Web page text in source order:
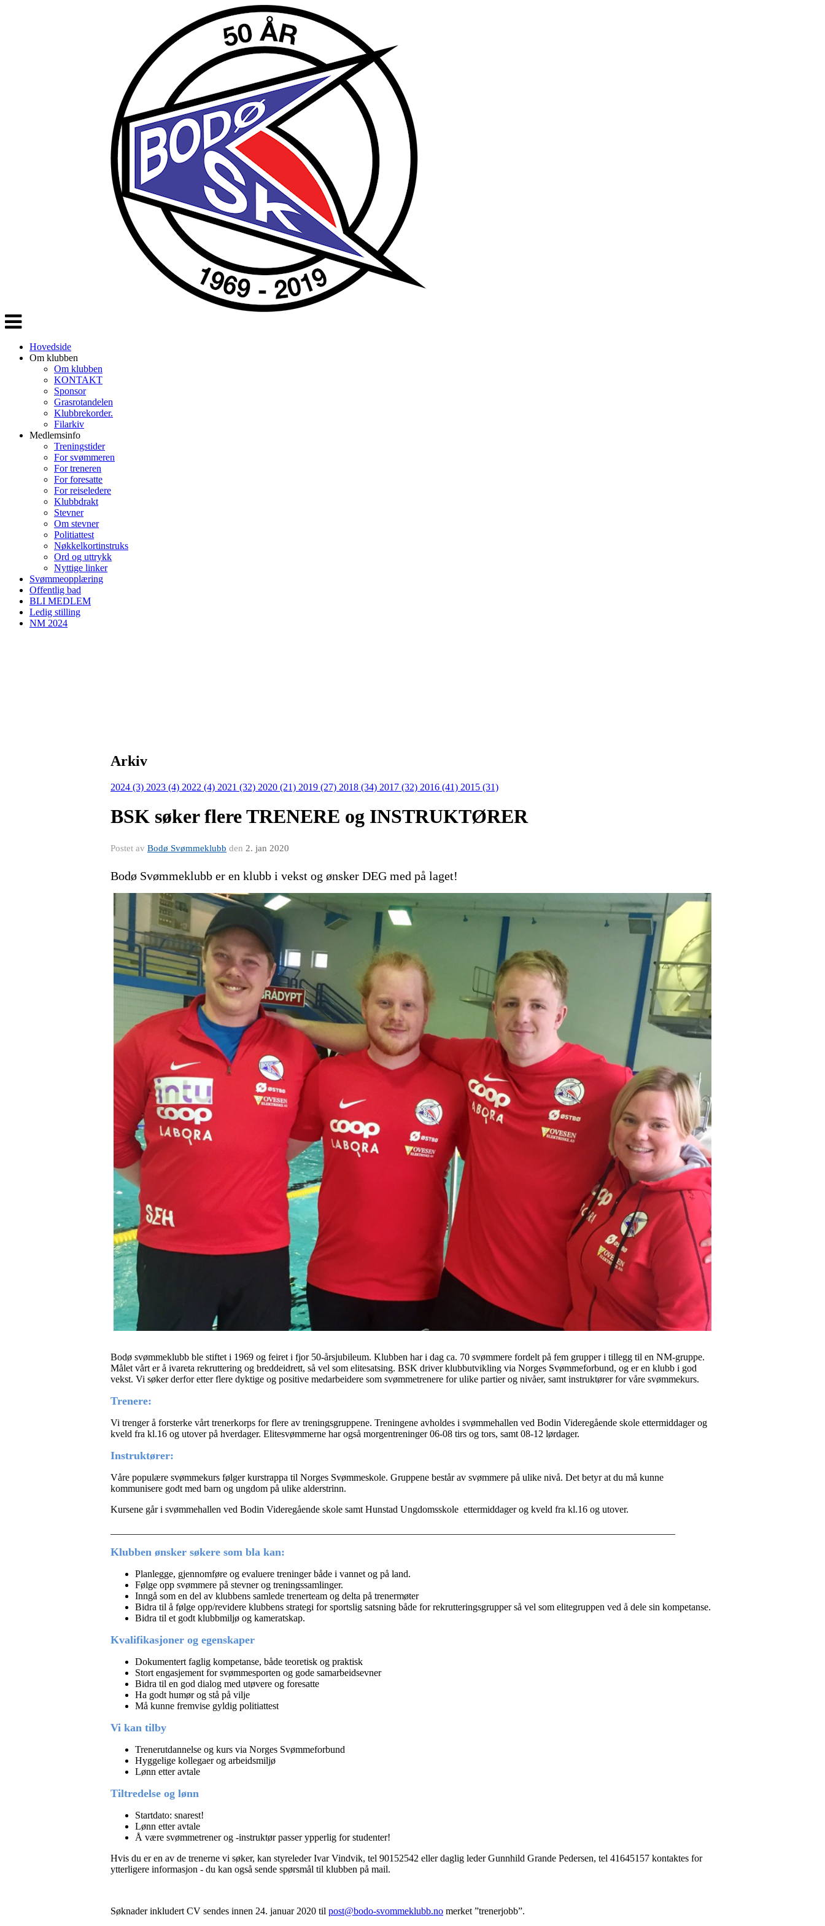
Veksle
navigasjon
Hovedside
Om klubben
Om klubben
KONTAKT
Sponsor
Grasrotandelen
Klubbrekorder.
Filarkiv
Medlemsinfo
Treningstider
For svømmeren
For treneren
For foresatte
For reiseledere
Klubbdrakt
Stevner
Om stevner
Politiattest
Nøkkelkortinstruks
Ord og uttrykk
Nyttige linker
Svømmeopplæring
Offentlig bad
BLI MEDLEM
Ledig stilling
NM 2024
Arkiv
2024 (3) 2023 (4) 2022 (4) 2021 (32) 2020 (21) 2019 (27) 2018 (34) 2017 (32) 2016 (41) 2015 (31)
BSK søker flere TRENERE og INSTRUKTØRER
Postet av Bodø Svømmeklubb den 2. jan 2020
Bodø Svømmeklubb er en klubb i vekst og ønsker DEG med på laget!
Bodø svømmeklubb ble stiftet i 1969 og feiret i fjor 50-årsjubileum. Klubben har i dag ca. 70 svømmere fordelt på fem grupper i tillegg til en NM-gruppe.
Målet vårt er å ivareta rekruttering og breddeidrett, så vel som elitesatsing. BSK driver klubbutvikling via Norges Svømmeforbund, og er en klubb i god
vekst. Vi søker derfor etter flere dyktige og positive medarbeidere som svømmetrenere for ulike partier og nivåer, samt instruktører for våre svømmekurs.
Trenere:
Vi trenger å forsterke vårt trenerkorps for flere av treningsgruppene. Treningene avholdes i svømmehallen ved Bodin Videregående skole ettermiddager og
kveld fra kl.16 og utover på hverdager. Elitesvømmerne har også morgentreninger 06-08 tirs og tors, samt 08-12 lørdager.
Instruktører:
Våre populære svømmekurs følger kurstrappa til Norges Svømmeskole. Gruppene består av svømmere på ulike nivå. Det betyr at du må kunne
kommunisere godt med barn og ungdom på ulike alderstrinn.
Kursene går i svømmehallen ved Bodin Videregående skole samt Hunstad Ungdomsskole ettermiddager og kveld fra kl.16 og utover.
Klubben ønsker søkere som bla kan:
Planlegge, gjennomføre og evaluere treninger både i vannet og på land.
Følge opp svømmere på stevner og treningssamlinger.
Inngå som en del av klubbens samlede trenerteam og delta på trenermøter
Bidra til å følge opp/revidere klubbens strategi for sportslig satsning både for rekrutteringsgrupper så vel som elitegruppen ved å dele sin kompetanse.
Bidra til et godt klubbmiljø og kameratskap.
Kvalifikasjoner og egenskaper
Dokumentert faglig kompetanse, både teoretisk og praktisk
Stort engasjement for svømmesporten og gode samarbeidsevner
Bidra til en god dialog med utøvere og foresatte
Ha godt humør og stå på vilje
Må kunne fremvise gyldig politiattest
Vi kan tilby
Trenerutdannelse og kurs via Norges Svømmeforbund
Hyggelige kollegaer og arbeidsmiljø
Lønn etter avtale
Tiltredelse og lønn
Startdato: snarest!
Lønn etter avtale
Å være svømmetrener og -instruktør passer ypperlig for studenter!
Hvis du er en av de trenerne vi søker, kan styreleder Ivar Vindvik, tel 90152542 eller daglig leder Gunnhild Grande Pedersen, tel 41645157 kontaktes for
ytterligere informasjon - du kan også sende spørsmål til klubben på mail.
Søknader inkludert CV sendes innen 24. januar 2020 til post@bodo-svommeklubb.no merket ”trenerjobb”.